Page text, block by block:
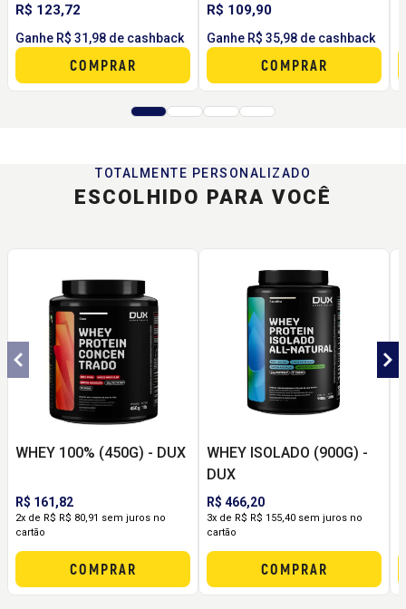
R$ 123,72
Ganhe R$ 31,98 de cashback
COMPRAR
R$ 109,90
Ganhe R$ 35,98 de cashback
COMPRAR
TOTALMENTE PERSONALIZADO
ESCOLHIDO PARA VOCÊ
WHEY 100% (450G) - DUX
R$ 161,82
2x de R$ R$ 80,91 sem juros no
cartão
COMPRAR
WHEY ISOLADO (900G) -
DUX
R$ 466,20
3x de R$ R$ 155,40 sem juros no
cartão
COMPRAR